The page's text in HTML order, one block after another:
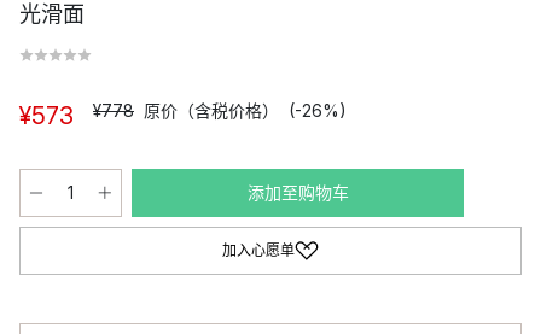
光滑面
¥573 ¥778 原价（含税价格） (-26%)
添加至购物车
加入心愿单